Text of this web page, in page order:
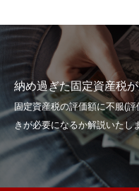
納め過ぎた固定資産税